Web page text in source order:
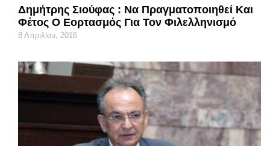
Δημήτρης Σιούφας : Να Πραγματοποιηθεί Και
Φέτος Ο Εορτασμός Για Τον Φιλελληνισμό
8 Απριλίου, 2016